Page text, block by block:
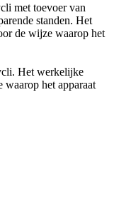
met toevoer van
standen. Het
de wijze waarop het
Het werkelijke
het apparaat